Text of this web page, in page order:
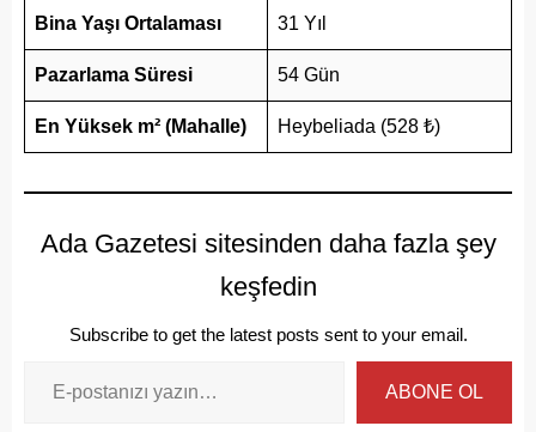
Bina Yaşı Ortalaması 31 Yıl
Pazarlama Süresi 54 Gün
En Yüksek m² (Mahalle) Heybeliada (528 ₺)
Ada Gazetesi sitesinden daha fazla şey
keşfedin
Subscribe to get the latest posts sent to your email.
ABONE OL